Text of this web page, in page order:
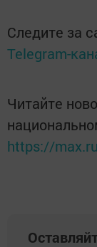
Следите за
Telegram-
Читайте
https://